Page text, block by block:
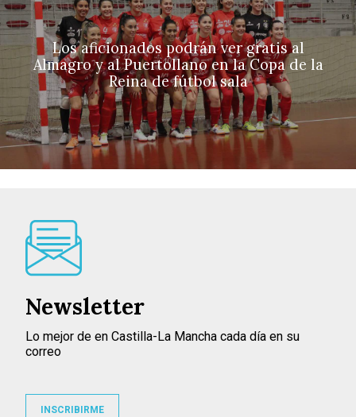
Los aficionados podrán ver gratis al
Almagro y al Puertollano en la Copa de la
Reina de fútbol sala
Newsletter
Lo mejor de en Castilla-La Mancha cada día en su
correo
INSCRIBIRME